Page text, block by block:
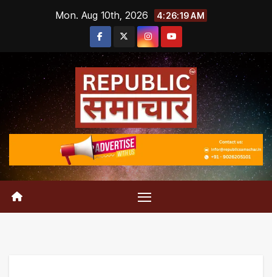
Mon. Aug 10th, 2026 4:26:20 AM